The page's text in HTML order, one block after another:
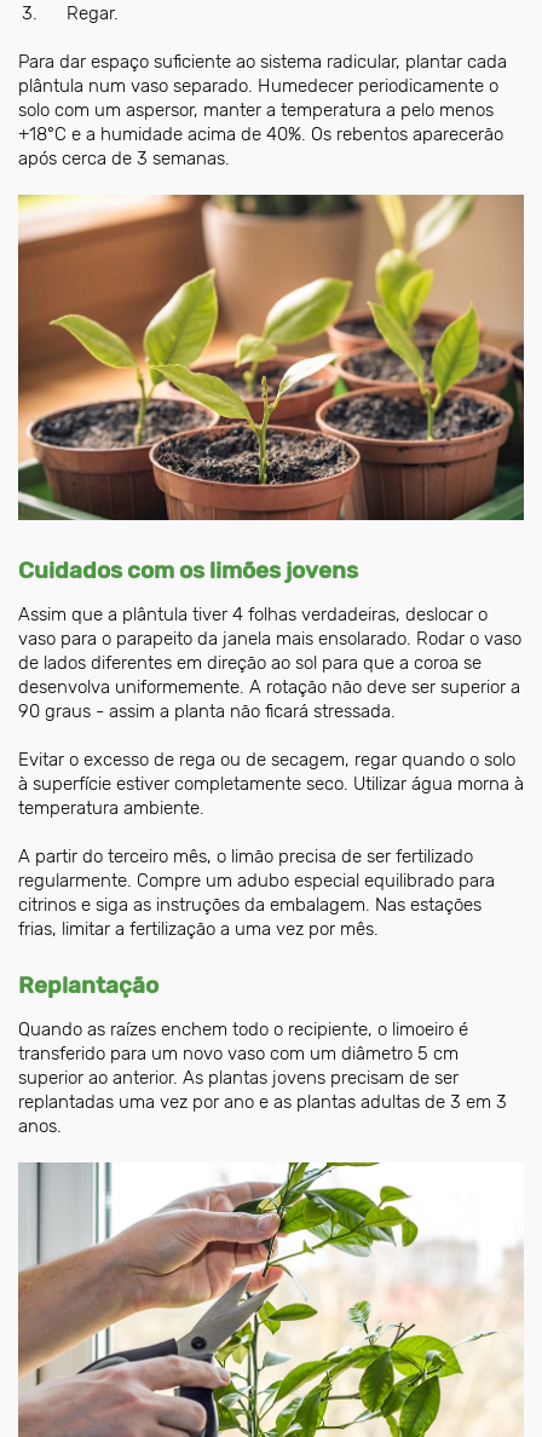
Regar.
Para dar espaço suficiente ao sistema radicular, plantar cada
plântula num vaso separado. Humedecer periodicamente o
solo com um aspersor, manter a temperatura a pelo menos
+18°C e a humidade acima de 40%. Os rebentos aparecerão
após cerca de 3 semanas.
Cuidados com os limões jovens
Assim que a plântula tiver 4 folhas verdadeiras, deslocar o
vaso para o parapeito da janela mais ensolarado. Rodar o vaso
de lados diferentes em direção ao sol para que a coroa se
desenvolva uniformemente. A rotação não deve ser superior a
90 graus - assim a planta não ficará stressada.
Evitar o excesso de rega ou de secagem, regar quando o solo
à superfície estiver completamente seco. Utilizar água morna à
temperatura ambiente.
A partir do terceiro mês, o limão precisa de ser fertilizado
regularmente. Compre um adubo especial equilibrado para
citrinos e siga as instruções da embalagem. Nas estações
frias, limitar a fertilização a uma vez por mês.
Replantação
Quando as raízes enchem todo o recipiente, o limoeiro é
transferido para um novo vaso com um diâmetro 5 cm
superior ao anterior. As plantas jovens precisam de ser
replantadas uma vez por ano e as plantas adultas de 3 em 3
anos.